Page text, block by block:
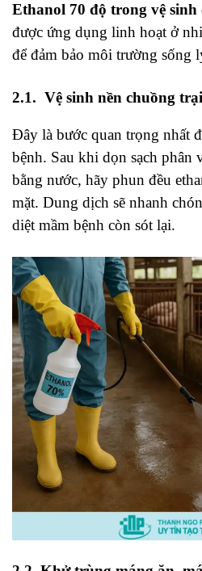
Ethanol 70 độ trong vệ
được ứng dụng linh hoạt ở
để đảm bảo môi trường sống
2.1. Vệ sinh nền chuồng trại
Đây là bước quan trọng nhất
bệnh. Sau khi dọn sạch phân
bằng nước, hãy phun đều
mặt. Dung dịch sẽ nhanh
diệt mầm bệnh còn sót lại.